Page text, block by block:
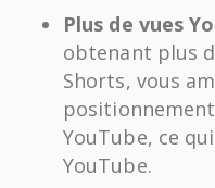
Plus de vues
obtenant plus
Shorts, vous
YouTube, ce
YouTube.